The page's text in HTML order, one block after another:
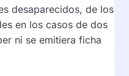
desaparecidos, de los
en los casos de dos
ni se emitiera ficha